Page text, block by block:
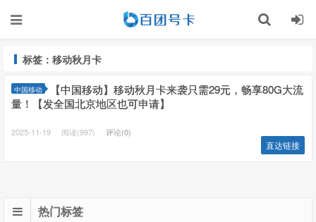
标签：移动秋月卡
中国移动
【中国移动】移动秋月卡来袭只需29元，畅享80G大流
量！【发全国北京地区也可申请】
2025-11-19 阅读(997) 评论(0)
直达链接
热门标签